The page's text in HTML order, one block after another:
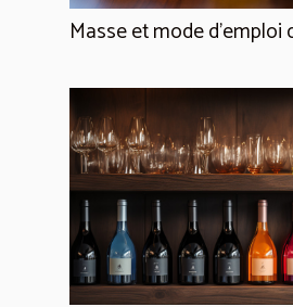
Masse et mode d'emploi